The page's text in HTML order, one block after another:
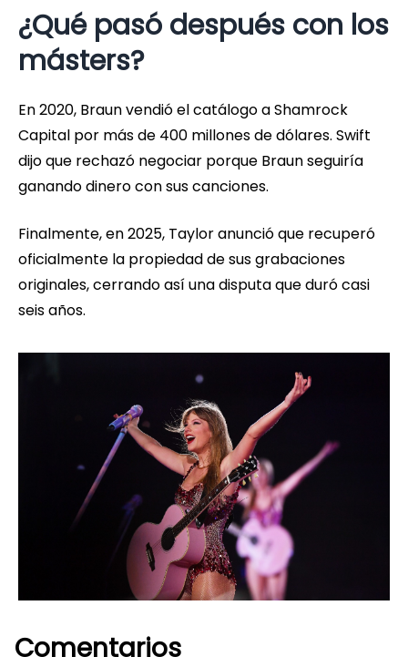
¿Qué pasó después con los
másters?
En 2020, Braun vendió el catálogo a Shamrock
Capital por más de 400 millones de dólares. Swift
dijo que rechazó negociar porque Braun seguiría
ganando dinero con sus canciones.
Finalmente, en 2025, Taylor anunció que recuperó
oficialmente la propiedad de sus grabaciones
originales, cerrando así una disputa que duró casi
seis años.
Comentarios